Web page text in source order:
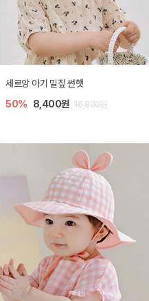
세르앙 아기 밀짚 썬햇
50% 8,400원 16,800원